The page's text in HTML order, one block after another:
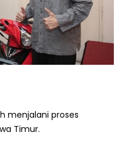
menjalani proses
Timur.